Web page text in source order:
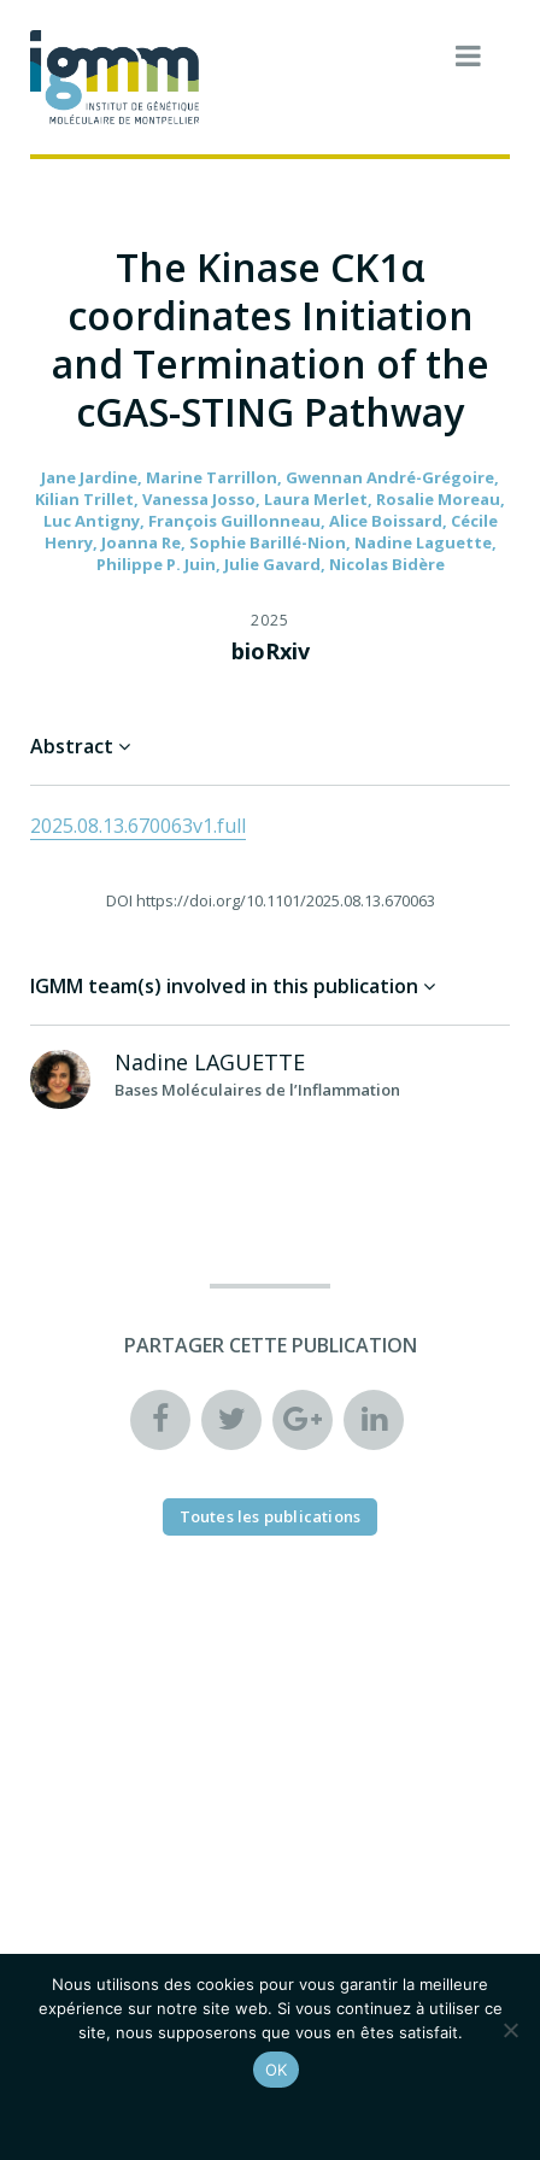
The Kinase CK1α
coordinates Initiation
and Termination of the
cGAS-STING Pathway
Jane Jardine, Marine Tarrillon, Gwennan André-Grégoire,
Kilian Trillet, Vanessa Josso, Laura Merlet, Rosalie Moreau,
Luc Antigny, François Guillonneau, Alice Boissard, Cécile
Henry, Joanna Re, Sophie Barillé-Nion, Nadine Laguette,
Philippe P. Juin, Julie Gavard, Nicolas Bidère
2025
bioRxiv
Abstract
2025.08.13.670063v1.full
DOI https://doi.org/10.1101/2025.08.13.670063
IGMM team(s) involved in this publication
Nadine LAGUETTE
Bases Moléculaires de l’Inflammation
PARTAGER CETTE PUBLICATION
Toutes les publications
Nous utilisons des cookies pour vous garantir la meilleure
expérience sur notre site web. Si vous continuez à utiliser ce
site, nous supposerons que vous en êtes satisfait.
OK